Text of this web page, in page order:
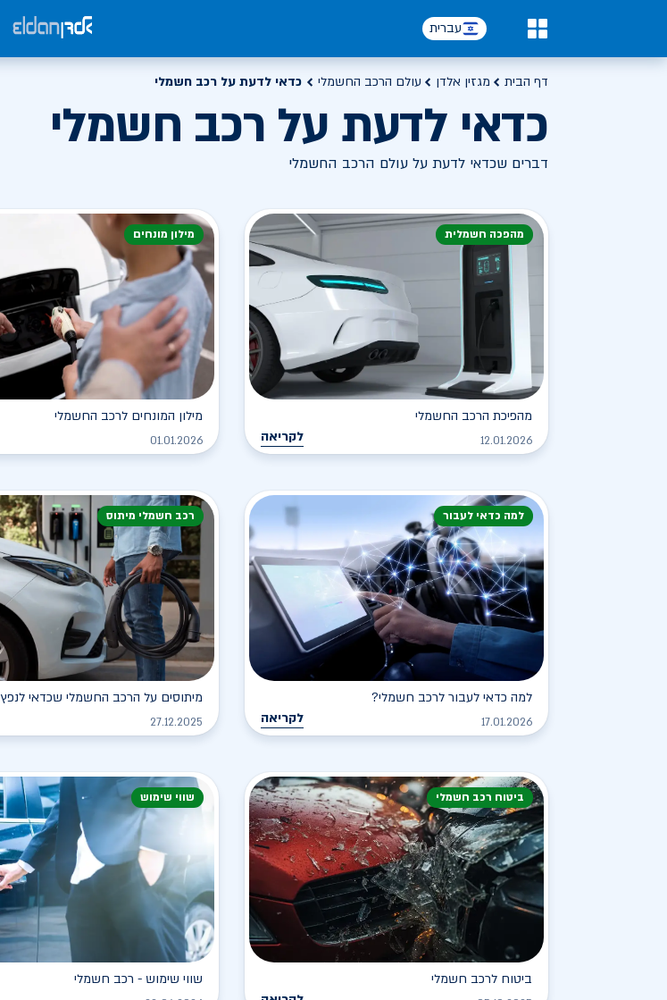
עברית
דף הבית מגזין אלדן עולם הרכב החשמלי כדאי לדעת על רכב חשמלי
כדאי לדעת על רכב חשמלי
דברים שכדאי לדעת על עולם הרכב החשמלי
מהפכה חשמלית
מהפיכת הרכב החשמלי
12.01.2026 לקריאה
מילון מונחים
מילון המונחים לרכב החשמלי
01.01.2026
למה כדאי לעבור
למה כדאי לעבור לרכב חשמלי?
17.01.2026 לקריאה
רכב חשמלי מיתוס
מיתוסים על הרכב החשמלי שכדאי לנפץ
27.12.2025
ביטוח רכב חשמלי
ביטוח לרכב חשמלי
שווי שימוש
שווי שימוש - רכב חשמלי